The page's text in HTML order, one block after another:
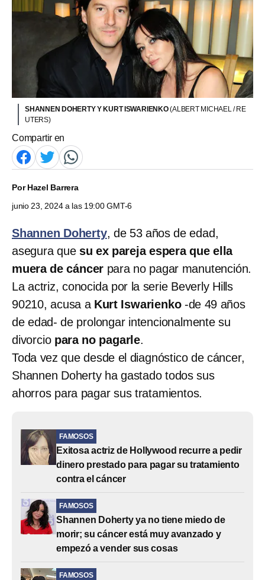
SHANNEN DOHERTY Y KURT ISWARIENKO(ALBERT MICHAEL / RE
UTERS)
Compartir en
PorHazel Barrera
junio 23, 2024 a las 19:00 GMT-6
Shannen Doherty, de 53 años de edad,
asegura que su ex pareja espera que ella
muera de cáncer para no pagar manutención.
La actriz, conocida por la serie Beverly Hills
90210, acusa a Kurt Iswarienko-de 49 años
de edad- de prolongar intencionalmente su
divorcio para no pagarle.
Toda vez que desde el diagnóstico de cáncer,
Shannen Doherty ha gastado todos sus
ahorros para pagar sus tratamientos.
FAMOSOS
Exitosa actriz de Hollywood recurre a pedir
dinero prestado para pagar su tratamiento
contra el cáncer
FAMOSOS
Shannen Doherty ya no tiene miedo de
morir; su cáncer está muy avanzado y
empezó a vender sus cosas
FAMOSOS